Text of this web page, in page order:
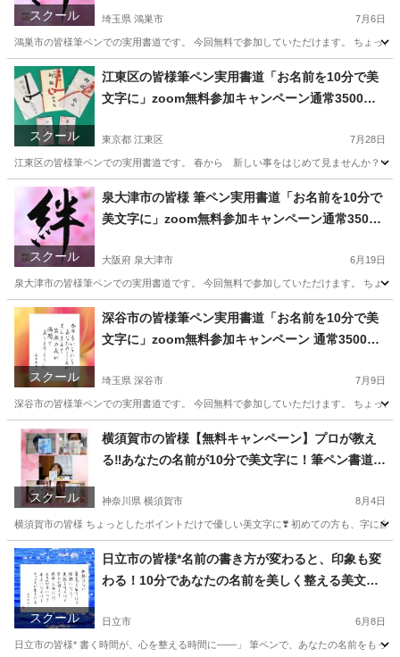
スクール 埼玉県 鴻巣市 7月6日
鴻巣市の皆様筆ペンでの実用書道です。 今回無料で参加していただけます。 ちょっ
埼玉 鴻巣市 書道 筆ペン
スクール
江東区の皆様筆ペン実用書道「お名前を10分で美
文字に」zoom無料参加キャンペーン通常3500円
東京都 江東区 7月28日
江東区の皆様筆ペンでの実用書道です。 春から 新しい事をはじめて見ませんか？ ち
東京 江東区 書道 文字
スクール
泉大津市の皆様 筆ペン実用書道「お名前を10分で
美文字に」zoom無料参加キャンペーン通常3500
大阪府 泉大津市 6月19日
泉大津市の皆様筆ペンでの実用書道です。 今回無料で参加していただけます。 ちょ
大阪 泉大津市 書道 オンライン
スクール
深谷市の皆様筆ペン実用書道「お名前を10分で美
文字に」zoom無料参加キャンペーン 通常3500円
埼玉県 深谷市 7月9日
深谷市の皆様筆ペンでの実用書道です。 今回無料で参加していただけます。 ちょっ
埼玉 深谷市 書道
スクール
横須賀市の皆様【無料キャンペーン】プロが教え
る‼️あなたの名前が10分で美文字に！筆ペン書道Z
神奈川県 横須賀市 8月4日
横須賀市の皆様 ちょっとしたポイントだけで優しい美文字に❣️ 初めての方も、字に自
神奈川 横須賀市 書道
スクール
日立市の皆様*名前の書き方が変わると、印象も変
わる！10分であなたの名前を美しく整える美文字
日立市 6月8日
日立市の皆様* 書く時間が、心を整える時間に――」 筆ペンで、あなたの名前をもっ